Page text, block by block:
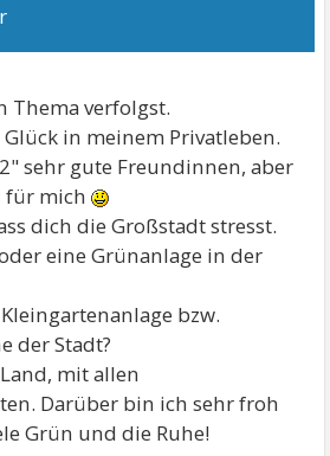
Thema verfolgst.
in meinem Privatleben.
sehr gute Freundinnen, aber
für mich
dich die Großstadt stresst.
eine Grünanlage in der
bzw.
der Stadt?
mit allen
Darüber bin ich sehr froh
Grün und die Ruhe!